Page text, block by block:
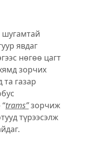
шугамтай
явдаг
нѳгѳѳ цагт
зорчих
газар
trams”зорчиж
түрээсэлж